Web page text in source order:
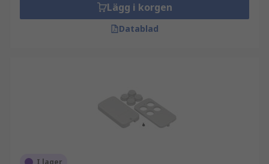
Lägg i korgen
Datablad
I lager